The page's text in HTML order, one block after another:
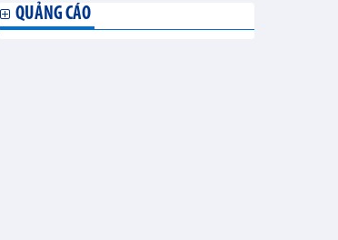
QUẢNG CÁO